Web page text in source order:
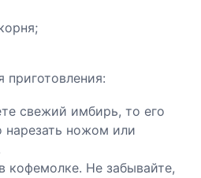
приготовления:
свежий имбирь, то его
ножом или
кофемолке. Не забывайте,